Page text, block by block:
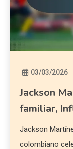
03/03/2026
Jackson
familiar,
Jackson
colombiano